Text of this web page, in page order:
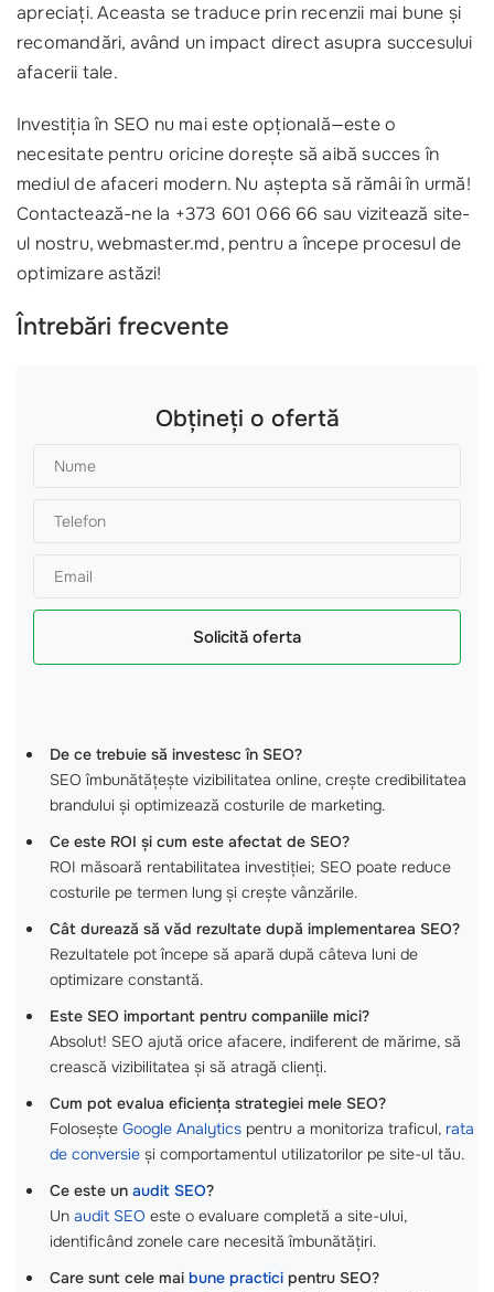
apreciați. Aceasta se traduce prin recenzii mai bune și
recomandări, având un impact direct asupra succesului
afacerii tale.
Investiția în SEO nu mai este opțională—este o
necesitate pentru oricine dorește să aibă succes în
mediul de afaceri modern. Nu aștepta să rămâi în urmă!
Contactează-ne la +373 601 066 66 sau vizitează site-
ul nostru, webmaster.md, pentru a începe procesul de
optimizare astăzi!
Întrebări frecvente
Obțineți o ofertă
Solicită oferta
De ce trebuie să investesc în SEO?
SEO îmbunătățește vizibilitatea online, crește credibilitatea
brandului și optimizează costurile de marketing.
Ce este ROI și cum este afectat de SEO?
ROI măsoară rentabilitatea investiției; SEO poate reduce
costurile pe termen lung și crește vânzările.
Cât durează să văd rezultate după implementarea SEO?
Rezultatele pot începe să apară după câteva luni de
optimizare constantă.
Este SEO important pentru companiile mici?
Absolut! SEO ajută orice afacere, indiferent de mărime, să
crească vizibilitatea și să atragă clienți.
Cum pot evalua eficiența strategiei mele SEO?
Folosește Google Analytics pentru a monitoriza traficul, rata
de conversie și comportamentul utilizatorilor pe site-ul tău.
Ce este un audit SEO?
Un audit SEO este o evaluare completă a site-ului,
identificând zonele care necesită îmbunătățiri.
Care sunt cele mai bune practici pentru SEO?